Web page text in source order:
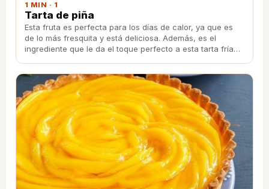
1 MIN · 1
Tarta de piña
Esta fruta es perfecta para los días de calor, ya que es
de lo más fresquita y está deliciosa. Además, es el
ingrediente que le da el toque perfecto a esta tarta fría